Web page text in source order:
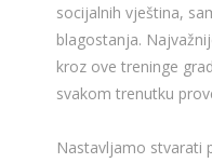
socijalnih vještina,
blagostanja.
kroz ove treninge
svakom trenutku
Nastavljamo stvarati